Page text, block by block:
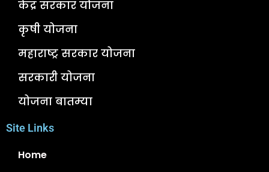
केंद्र सरकार योजना
कृषी योजना
महाराष्ट्र सरकार योजना
सरकारी योजना
योजना बातम्या
Site Links
Home